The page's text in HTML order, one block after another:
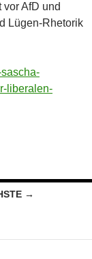
AfD und
Lügen-Rhetorik
liberalen-
→